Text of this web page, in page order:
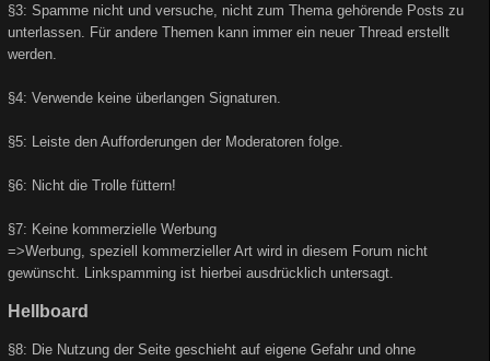
§3: Spamme nicht und versuche, nicht zum Thema gehörende Posts zu
unterlassen. Für andere Themen kann immer ein neuer Thread erstellt
werden.
§4: Verwende keine überlangen Signaturen.
§5: Leiste den Aufforderungen der Moderatoren folge.
§6: Nicht die Trolle füttern!
§7: Keine kommerzielle Werbung
=>Werbung, speziell kommerzieller Art wird in diesem Forum nicht
gewünscht. Linkspamming ist hierbei ausdrücklich untersagt.
Hellboard
§8: Die Nutzung der Seite geschieht auf eigene Gefahr und ohne